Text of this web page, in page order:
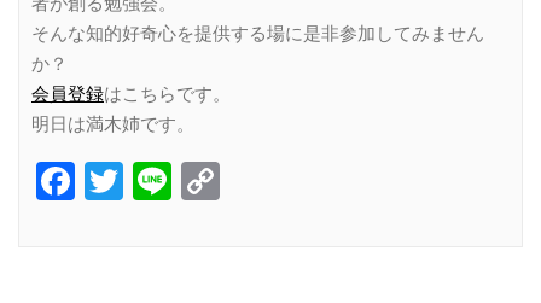
そんな知的好奇心を提供する場に是非参加してみません
か？
会員登録はこちらです。
明日は満木姉です。
Facebook
Twitter
Line